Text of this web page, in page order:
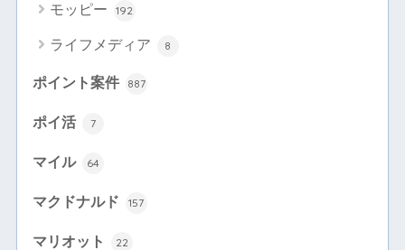
モッピー 192
ライフメディア 8
ポイント案件 887
ポイ活 7
マイル 64
マクドナルド 157
マリオット 22